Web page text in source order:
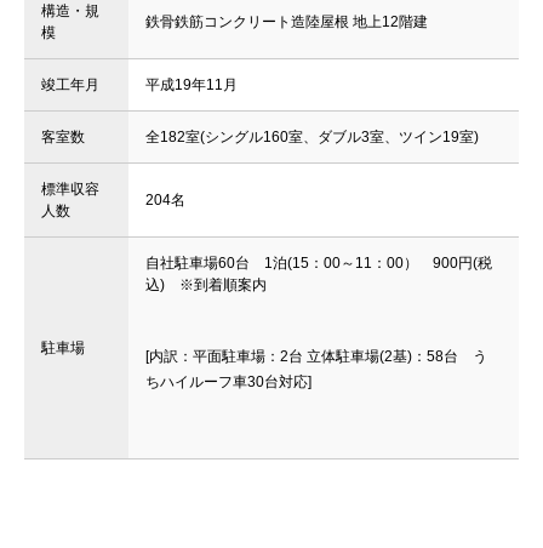
構造・規
模
鉄骨鉄筋コンクリート造陸屋根 地上12階建
竣工年月 平成19年11月
客室数 全182室(シングル160室、ダブル3室、ツイン19室)
標準収容
人数
204名
駐車場
自社駐車場60台 1泊(15：00～11：00） 900円(税
込) ※到着順案内
[内訳：平面駐車場：2台 立体駐車場(2基)：58台 う
ちハイルーフ車30台対応]